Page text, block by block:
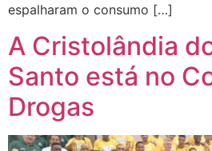
espalharam o consumo […]
A Cristolândia
Santo está no
Drogas